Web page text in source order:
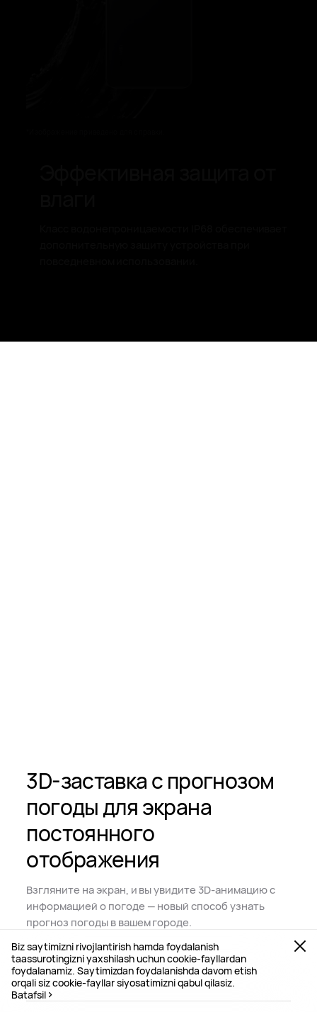
Biz saytimizni rivojlantirish hamda foydalanish
taassurotingizni yaxshilash uchun cookie-fayllardan
foydalanamiz. Saytimizdan foydalanishda davom etish
orqali siz cookie-fayllar siyosatimizni qabul qilasiz.
Batafsil
3D-заставка с прогнозом
погоды для экрана
постоянного
отображения
Взгляните на экран, и вы увидите 3D-анимациюс
информацией о погоде — новый способ узнать
прогноз погоды в вашем городе.